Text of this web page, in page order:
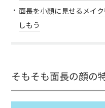
面長を小顔に見せるメイ
しもう
そもそも面長の顔の